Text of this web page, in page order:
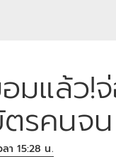
อมแล้
รคนจน
า 15:28 น.